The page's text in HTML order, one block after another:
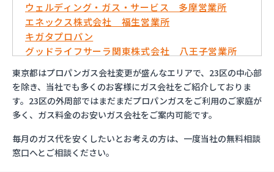
ウェルディング・ガス・サービス 多摩営業所
エネックス株式会社 福生営業所
キガタプロパン
グッドライフサーラ関東株式会社 八王子営業所
コバ商株式会社
トモプロ株式会社
とんや木下産業有限会社
フジオックス株式会社 東京営業所
ほっとガス旭リビング株式会社
ほっとガス株式会社
東京都はプロパンガス会社変更が盛んなエリアで、23区の中心部
を除き、当社でも多くのお客様にガス会社をご紹介しておりま
す。23区の外周部ではまだまだプロパンガスをご利用のご家庭が
多く、ガス料金のお安いガス会社をご案内可能です。
毎月のガス代を安くしたいとお考えの方は、一度当社の無料相談
窓口へとご相談ください。